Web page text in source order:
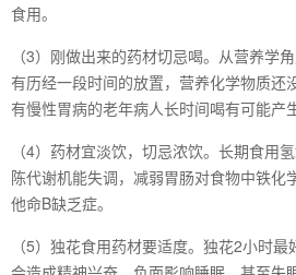
食用。
（3）刚做出来的药材切忌喝。从营养学
有历经一段时间的放置，营养化学物质还
有慢性胃病的老年病人长时间喝有可能产
（4）药材宜淡饮，切忌浓饮。长期食用
陈代谢机能失调，减弱胃肠对食物中铁化
他命B缺乏症。
（5）独花食用药材要适度。独花2小时最